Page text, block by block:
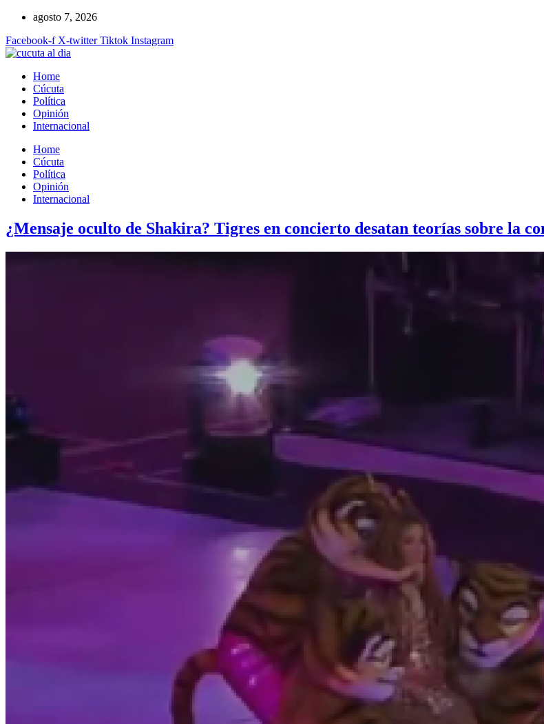
contenido
agosto 7, 2026
Facebook-f X-twitter Tiktok Instagram
Home
Cúcuta
Política
Opinión
Internacional
Home
Cúcuta
Política
Opinión
Internacional
¿Mensaje oculto de Shakira? Tigres en concierto desatan teorías sobre la